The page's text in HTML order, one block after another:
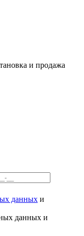
и продажа
данных и
данных и